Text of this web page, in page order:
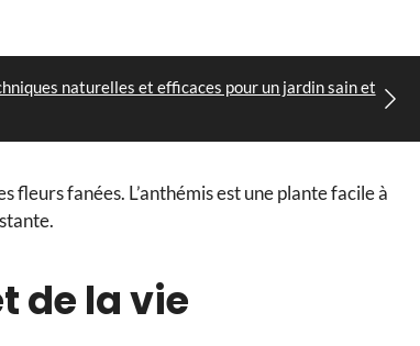
naturelles et efficaces pour un jardin sain et
fleurs fanées. L’anthémis est une plante facile à
de la vie